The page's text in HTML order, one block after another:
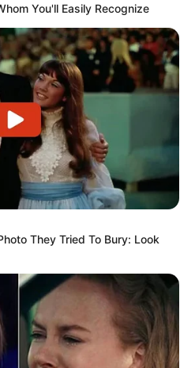
You'll Easily Recognize
They Tried To Bury: Look